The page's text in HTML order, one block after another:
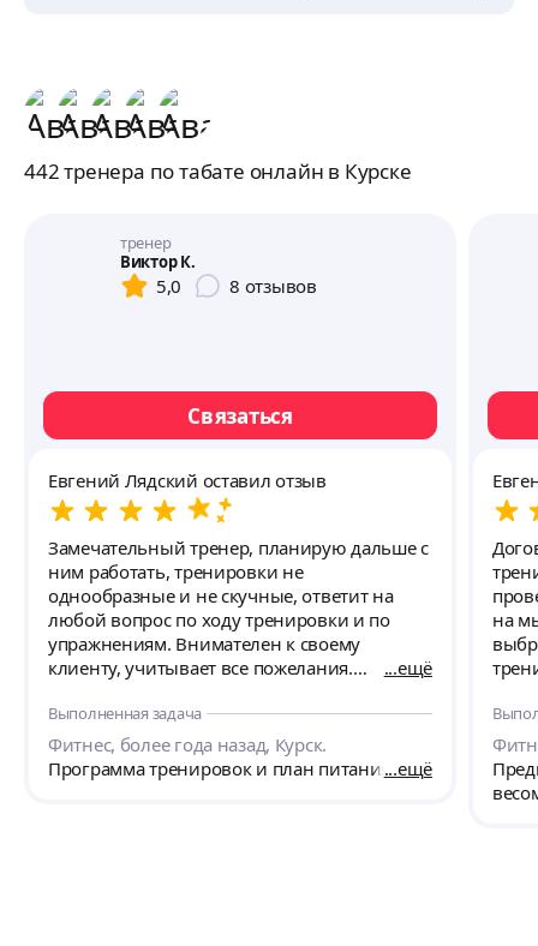
442 тренера по табате онлайн в Курске
тренер
Виктор К.
5,0 8 отзывов
Связаться
Евгений Лядский оставил отзыв
Замечательный тренер, планирую дальше с
ним работать, тренировки не
однообразные и не скучные, ответит на
любой вопрос по ходу тренировки и по
упражнениям. Внимателен к своему
клиенту, учитывает все пожелания.
ещё
Выполненная задача
Фитнес, более года назад, Курск.
Программа тренировок и план питания.ещё
на